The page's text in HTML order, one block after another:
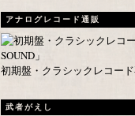
アナログレコード通販
初期盤・クラシックレコード
武者がえし